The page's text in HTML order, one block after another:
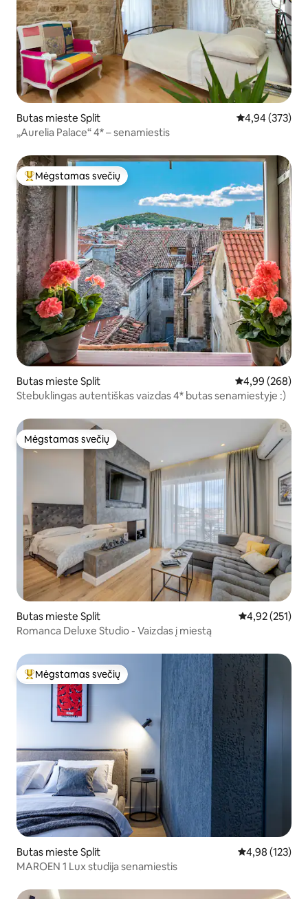
Butas mieste Split Vidutinis
4,94 (373)
„Aurelia Palace“ 4* – senamiestis
Svečių mėgstamiausias
Mėgstamas svečių
Butas mieste Split Vidutinis
4,99 (268)
Stebuklingas autentiškas vaizdas 4* butas senamiestyje :)
Mėgstamas svečių
Mėgstamas svečių
Butas mieste Split Vidutinis
4,92 (251)
Romanca Deluxe Studio - Vaizdas į miestą
Svečių mėgstamiausias
Mėgstamas svečių
Butas mieste Split Vidutinis
4,98 (123)
MAROEN 1 Lux studija senamiestis